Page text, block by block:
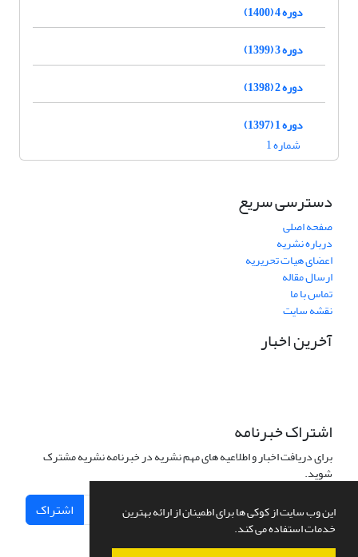
این وب سایت از کوکی ها برای اطمینان از ارائه بهترین
خدمات استفاده می کند.
دوره 4 (1400)
دوره 3 (1399)
دوره 2 (1398)
دوره 1 (1397)
شماره 1
دسترسی سریع
صفحه اصلی
درباره نشریه
اعضای هیات تحریریه
ارسال مقاله
تماس با ما
نقشه سایت
آخرین اخبار
اشتراک خبرنامه
برای دریافت اخبار و اطلاعیه های مهم نشریه در خبرنامه نشریه مشترک
شوید.
اشتراک